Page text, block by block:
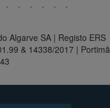
Algarve SA | Registo ERS
& 14338/2017 |